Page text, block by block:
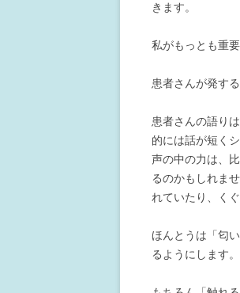
きます。
私がもっとも重
患者さんが発す
患者さんの語り
的には話が短く
声の中の力は、
るのかもしれま
れていたり、く
ほんとうは「匂
るようにします。